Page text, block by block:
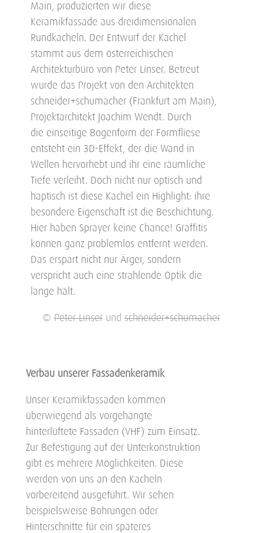
Main, produzierten wir diese
Keramikfassade aus dreidimensionalen
Rundkacheln. Der Entwurf der Kachel
stammt aus dem österreichischen
Architekturbüro von Peter Linser. Betreut
wurde das Projekt von den Architekten
schneider+schumacher (Frankfurt am Main),
Projektarchitekt Joachim Wendt. Durch
die einseitige Bogenform der Formfliese
entsteht ein 3D-Effekt, der die Wand in
Wellen hervorhebt und ihr eine räumliche
Tiefe verleiht. Doch nicht nur optisch und
haptisch ist diese Kachel ein Highlight: ihre
besondere Eigenschaft ist die Beschichtung.
Hier haben Sprayer keine Chance! Graffitis
können ganz problemlos entfernt werden.
Das erspart nicht nur Ärger, sondern
verspricht auch eine strahlende Optik die
lange hält.
©Peter Linserundschneider+schumacher
Verbau unserer Fassadenkeramik
Unser Keramikfassaden kommen
überwiegend als vorgehängte
hinterlüftete Fassaden (VHF) zum Einsatz.
Zur Befestigung auf der Unterkonstruktion
gibt es mehrere Möglichkeiten. Diese
werden von uns an den Kacheln
vorbereitend ausgeführt. Wir sehen
beispielsweise Bohrungen oder
Hinterschnitte für ein späteres